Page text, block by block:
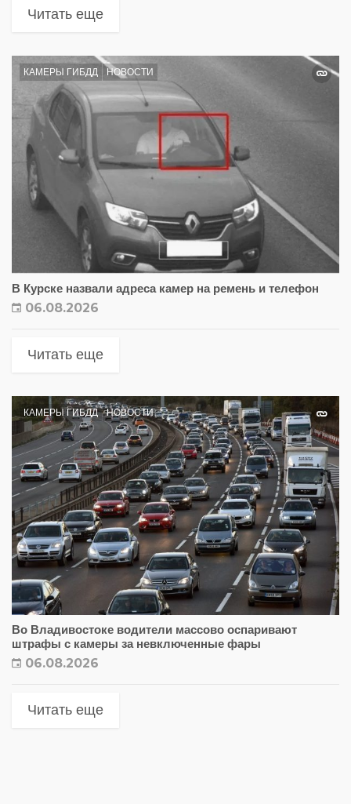
Читать еще
КАМЕРЫ ГИБДД НОВОСТИ
В Курске назвали адреса камер на ремень и телефон
06.08.2026
Читать еще
КАМЕРЫ ГИБДД НОВОСТИ
Во Владивостоке водители массово оспаривают
штрафы с камеры за невключенные фары
06.08.2026
Читать еще